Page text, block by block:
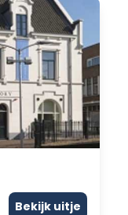
Bekijk uitje